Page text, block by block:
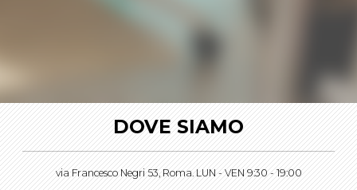
DOVE SIAMO
via Francesco Negri 53, Roma. LUN - VEN 9:30 - 19:00